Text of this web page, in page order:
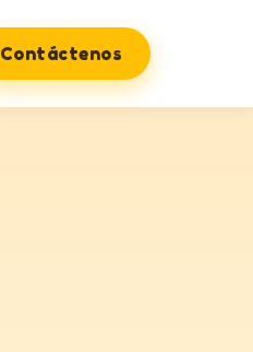
Contáctenos